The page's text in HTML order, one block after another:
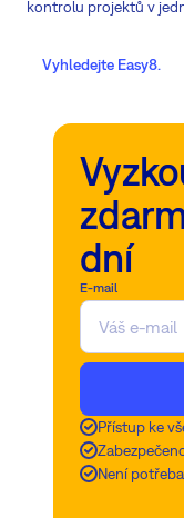
kontrolu projektů v
Vyhledejte Easy8.
dní
E-mail
Přístup ke
Není